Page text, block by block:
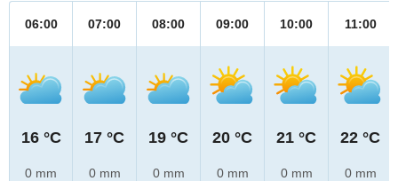
06:00
16 °C
0 mm
07:00
17 °C
0 mm
08:00
19 °C
0 mm
09:00
20 °C
0 mm
10:00
21 °C
0 mm
11:00
22 °C
0 mm